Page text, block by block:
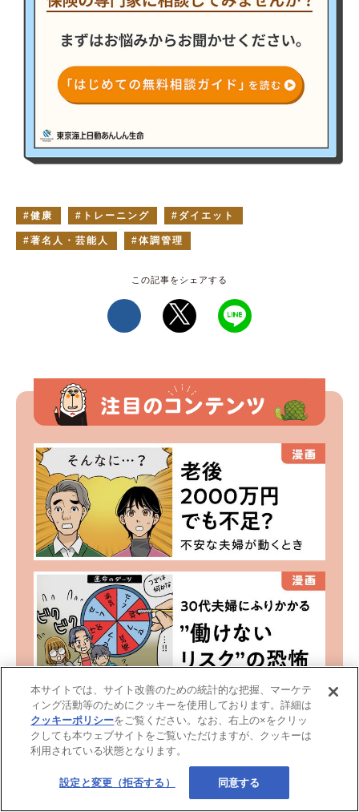
健康 トレーニング ダイエット
著名人・芸能人 体調管理
本サイトでは、サイト改善のための統計的な把握、マーケテ
ィング活動等のためにクッキーを使用しております。詳細は
クッキーポリシーをご覧ください。なお、右上の×をクリッ
クしても本ウェブサイトをご覧いただけますが、クッキーは
利用されている状態となります。
設定と変更（拒否する） 同意する